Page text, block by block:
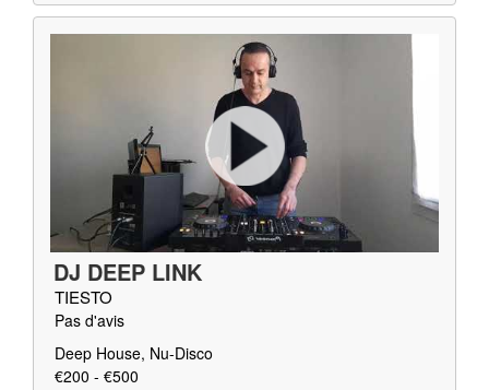
DJ DEEP LINK
TIESTO
Pas d'avis
Deep House, Nu-Disco
€200 - €500